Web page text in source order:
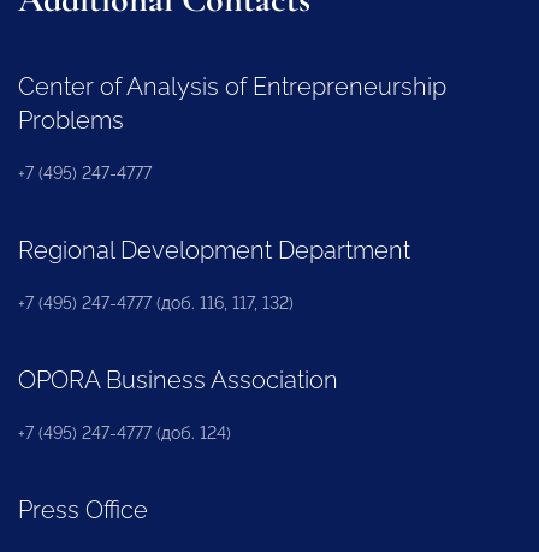
Center of Analysis of Entrepreneurship
Problems
+7 (495) 247-4777
Regional Development Department
+7 (495) 247-4777 (доб. 116, 117, 132)
OPORA Business Association
+7 (495) 247-4777 (доб. 124)
Press Office